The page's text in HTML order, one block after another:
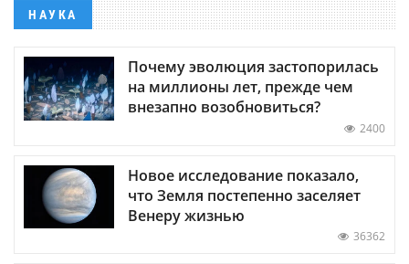
НАУКА
Почему эволюция застопорилась
на миллионы лет, прежде чем
внезапно возобновиться?
2400
Новое исследование показало,
что Земля постепенно заселяет
Венеру жизнью
36362